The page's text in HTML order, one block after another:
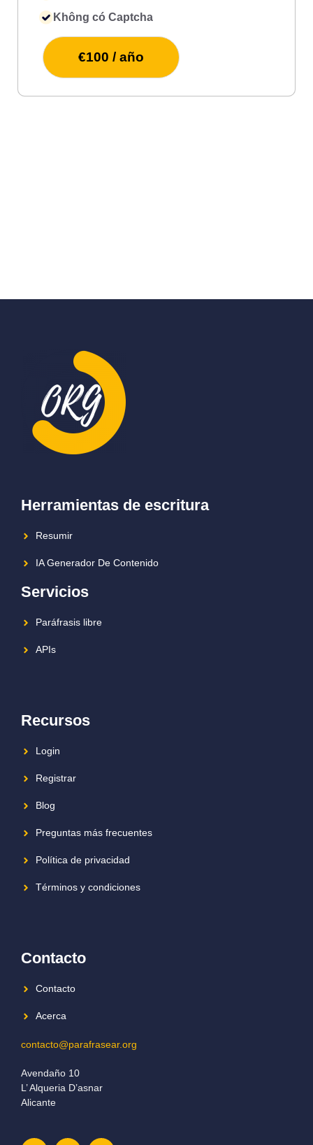
Không có Captcha
€100 / año
Herramientas de escritura
Resumir
IA Generador De Contenido
Servicios
Paráfrasis libre
APIs
Recursos
Login
Registrar
Blog
Preguntas más frecuentes
Política de privacidad
Términos y condiciones
Contacto
Contacto
Acerca
contacto@parafrasear.org
Avendaño 10
L’ Alqueria D’asnar
Alicante